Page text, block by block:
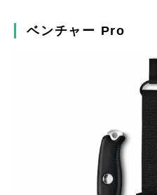
ベンチャー Pro